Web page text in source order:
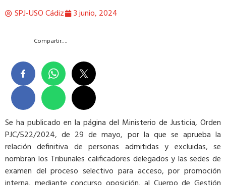
SPJ-USO Cádiz 3 junio, 2024
Compartir….
Se ha publicado en la página del Ministerio de Justicia, ​Orden
PJC/522/2024, de 29 de mayo, por la que se aprueba la
relación definitiva de personas admitidas y excluidas, se
nombran los Tribunales calificadores delegados y las sedes de
examen del proceso selectivo para acceso, por promoción